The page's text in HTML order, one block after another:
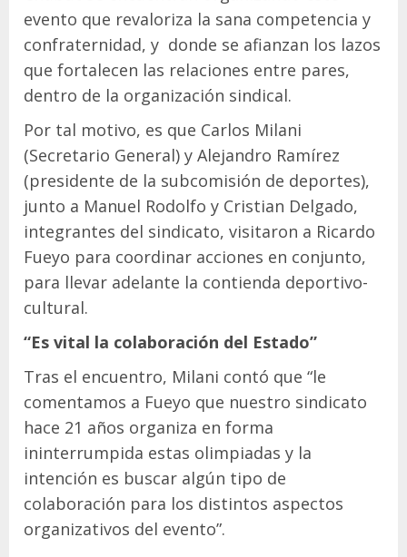
evento que revaloriza la sana competencia y
confraternidad, y donde se afianzan los lazos
que fortalecen las relaciones entre pares,
dentro de la organización sindical.
Por tal motivo, es que Carlos Milani
(Secretario General) y Alejandro Ramírez
(presidente de la subcomisión de deportes),
junto a Manuel Rodolfo y Cristian Delgado,
integrantes del sindicato, visitaron a Ricardo
Fueyo para coordinar acciones en conjunto,
para llevar adelante la contienda deportivo-
cultural.
“Es vital la colaboración del Estado”
Tras el encuentro, Milani contó que “le
comentamos a Fueyo que nuestro sindicato
hace 21 años organiza en forma
ininterrumpida estas olimpiadas y la
intención es buscar algún tipo de
colaboración para los distintos aspectos
organizativos del evento”.